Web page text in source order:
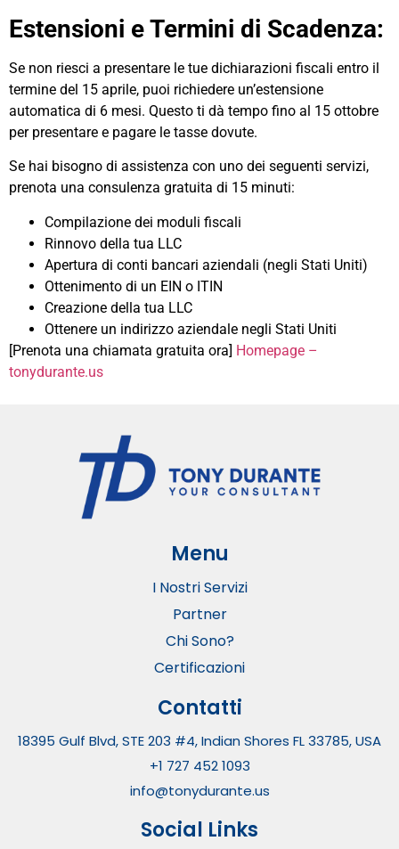
Estensioni e Termini di Scadenza:
Se non riesci a presentare le tue dichiarazioni fiscali entro il
termine del 15 aprile, puoi richiedere un’estensione
automatica di 6 mesi. Questo ti dà tempo fino al 15 ottobre
per presentare e pagare le tasse dovute.
Se hai bisogno di assistenza con uno dei seguenti servizi,
prenota una consulenza gratuita di 15 minuti:
Compilazione dei moduli fiscali
Rinnovo della tua LLC
Apertura di conti bancari aziendali (negli Stati Uniti)
Ottenimento di un EIN o ITIN
Creazione della tua LLC
Ottenere un indirizzo aziendale negli Stati Uniti
[Prenota una chiamata gratuita ora] Homepage –
tonydurante.us
Menu
I Nostri Servizi
Partner
Chi Sono?
Certificazioni
Contatti
18395 Gulf Blvd, STE 203 #4, Indian Shores FL 33785, USA
+1 727 452 1093
info@tonydurante.us
Social Links